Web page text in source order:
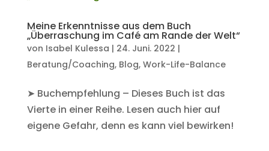
Meine Erkenntnisse aus dem Buch
„Überraschung im Café am Rande der Welt“
von Isabel Kulessa | 24. Juni. 2022 |
Beratung/Coaching, Blog, Work-Life-Balance
➤ Buchempfehlung – Dieses Buch ist das
Vierte in einer Reihe. Lesen auch hier auf
eigene Gefahr, denn es kann viel bewirken!